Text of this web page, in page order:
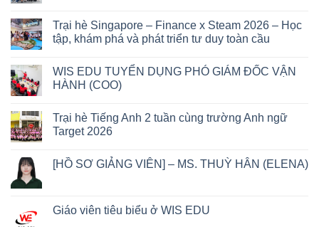
Trại hè Singapore – Finance x Steam 2026 – Học
tập, khám phá và phát triển tư duy toàn cầu
WIS EDU TUYỂN DỤNG PHÓ GIÁM ĐỐC VẬN
HÀNH (COO)
Trại hè Tiếng Anh 2 tuần cùng trường Anh ngữ
Target 2026
[HỒ SƠ GIẢNG VIÊN] – MS. THUỲ HÂN (ELENA)
Giáo viên tiêu biểu ở WIS EDU